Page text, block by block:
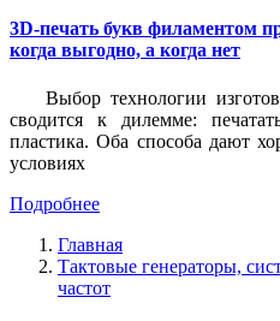
3D-печать букв филаментом
когда выгодно, а когда нет
Выбор технологии
сводится к дилемме:
пластика. Оба способа дают
условиях
Подробнее
Главная
Тактовые генераторы,
частот